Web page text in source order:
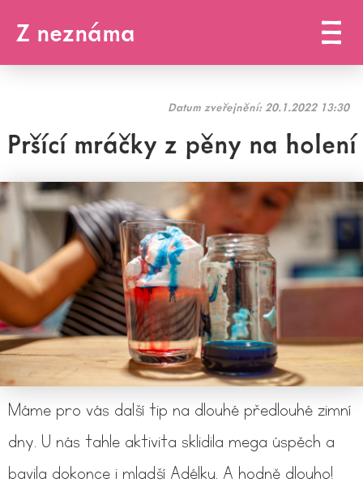
Z neznáma
Pršící mráčky z pěny na holení
Máme pro vás další tip na dlouhé předlouhé zimní
dny. U nás tahle aktivita sklidila mega úspěch a
bavila dokonce i mladší Adélku. A hodně dlouho!
Datum zveřejnění: 20.1.2022 13:30